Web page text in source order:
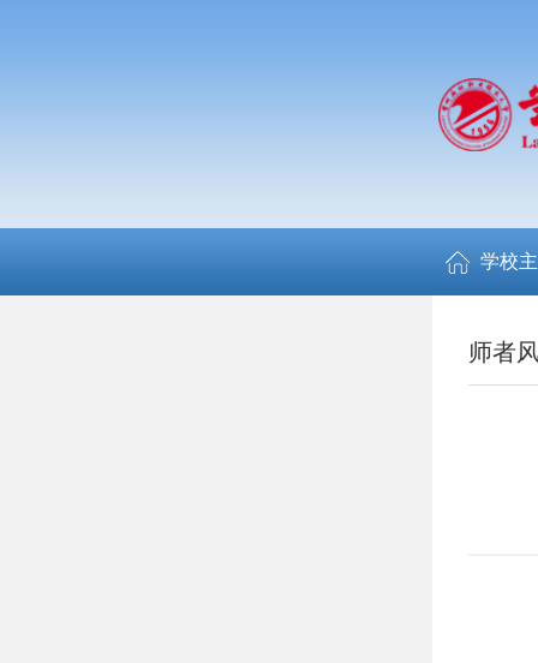
学校
师者